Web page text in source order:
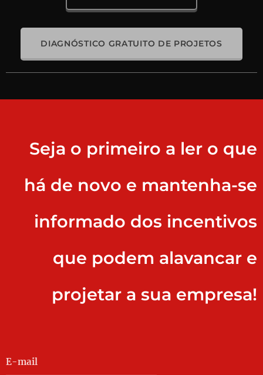
DIAGNÓSTICO GRATUITO DE PROJETOS
Seja o primeiro a ler o que
há de novo e mantenha-se
informado dos incentivos
que podem alavancar e
projetar a sua empresa!
E-mail